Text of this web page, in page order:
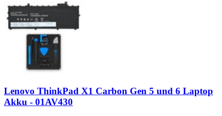
Lenovo ThinkPad X1 Carbon Gen 5 und 6 Laptop
Akku - 01AV430